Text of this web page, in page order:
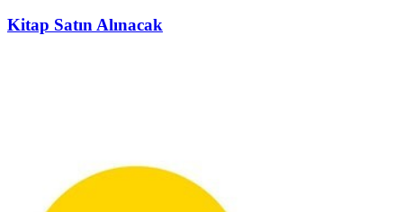
Kitap Satın Alınacak